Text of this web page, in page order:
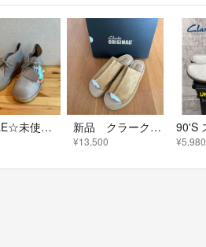
☆SALE☆未使用品 英国製 Clarks デザートブーツ チャッカーブーツ 新品 クラークスオリジナルス Wedge Slide ウェッジスライド
¥13,500 ¥5,980